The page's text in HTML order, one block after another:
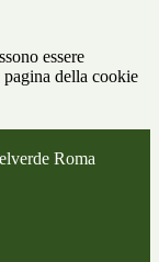
essere
della cookie
Roma